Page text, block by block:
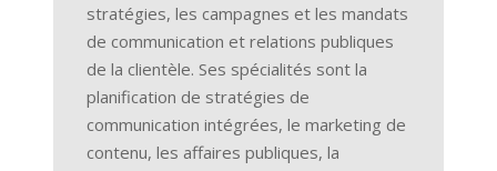
stratégies, les campagnes et les mandats
de communication et relations publiques
de la clientèle. Ses spécialités sont la
planification de stratégies de
communication intégrées, le marketing de
contenu, les affaires publiques, la